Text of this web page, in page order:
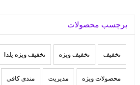
برچسب محصولات
تخفيف تخفیف ویژه تخفیف ویژه یلدا
محصولات ویژه مدیریت مندی کافی